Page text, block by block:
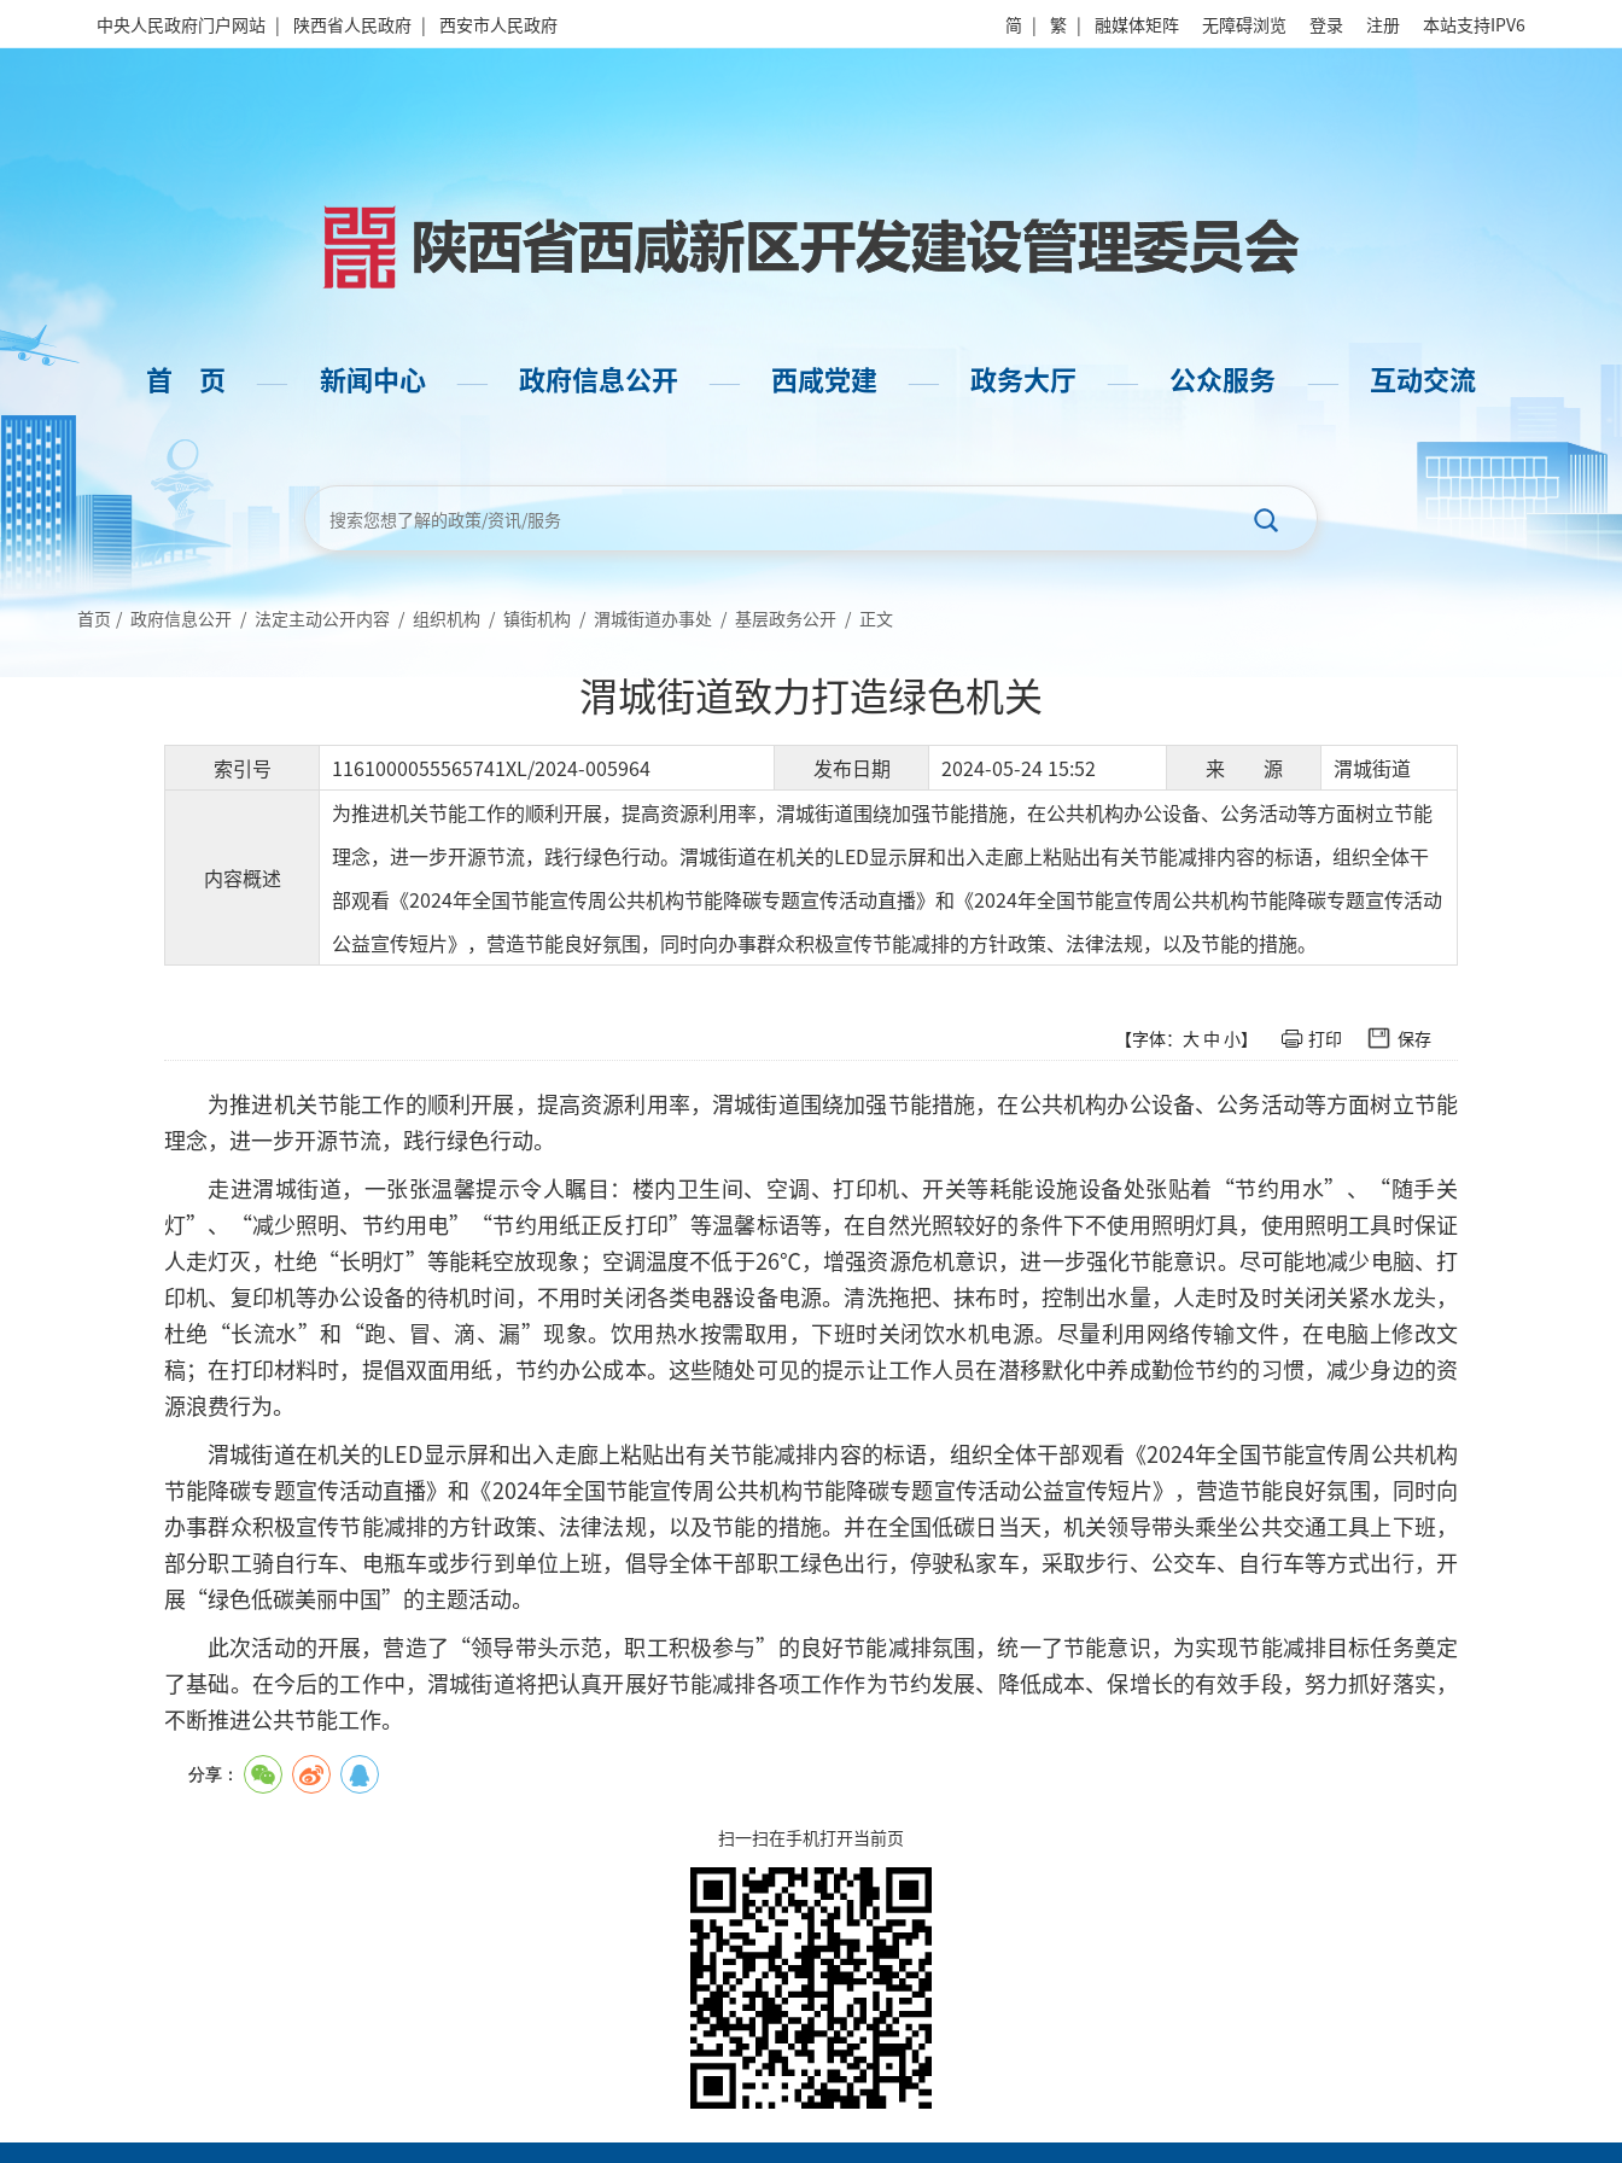
中央人民政府门户网站 | 陕西省人民政府 | 西安市人民政府 简 | 繁 | 融媒体矩阵 无障碍浏览 登录 注册 本站支持IPV6
首 页 —— 新闻中心 —— 政府信息公开 —— 西咸党建 —— 政务大厅 —— 公众服务 —— 互动交流
首页 / 政府信息公开 / 法定主动公开内容 / 组织机构 / 镇街机构 / 渭城街道办事处 / 基层政务公开 / 正文
渭城街道致力打造绿色机关
索引号 1161000055565741XL/2024-005964 发布日期 2024-05-24 15:52 来 源 渭城街道
内容概述
为推进机关节能工作的顺利开展，提高资源利用率，渭城街道围绕加强节能措施，在公共机构办公设备、公务活动等方面树立节能
理念，进一步开源节流，践行绿色行动。渭城街道在机关的LED显示屏和出入走廊上粘贴出有关节能减排内容的标语，组织全体干
部观看《2024年全国节能宣传周公共机构节能降碳专题宣传活动直播》和《2024年全国节能宣传周公共机构节能降碳专题宣传活动
公益宣传短片》，营造节能良好氛围，同时向办事群众积极宣传节能减排的方针政策、法律法规，以及节能的措施。
【字体： 大 中 小】 打印 保存
为推进机关节能工作的顺利开展，提高资源利用率，渭城街道围绕加强节能措施，在公共机构办公设备、公务活动等方面树立节能
理念，进一步开源节流，践行绿色行动。
走进渭城街道，一张张温馨提示令人瞩目：楼内卫生间、空调、打印机、开关等耗能设施设备处张贴着“节约用水”、“随手关
灯”、“减少照明、节约用电”“节约用纸正反打印”等温馨标语等，在自然光照较好的条件下不使用照明灯具，使用照明工具时保证
人走灯灭，杜绝“长明灯”等能耗空放现象；空调温度不低于26℃，增强资源危机意识，进一步强化节能意识。尽可能地减少电脑、打
印机、复印机等办公设备的待机时间，不用时关闭各类电器设备电源。清洗拖把、抹布时，控制出水量，人走时及时关闭关紧水龙头，
杜绝“长流水”和“跑、冒、滴、漏”现象。饮用热水按需取用，下班时关闭饮水机电源。尽量利用网络传输文件，在电脑上修改文
稿；在打印材料时，提倡双面用纸，节约办公成本。这些随处可见的提示让工作人员在潜移默化中养成勤俭节约的习惯，减少身边的资
源浪费行为。
渭城街道在机关的LED显示屏和出入走廊上粘贴出有关节能减排内容的标语，组织全体干部观看《2024年全国节能宣传周公共机构
节能降碳专题宣传活动直播》和《2024年全国节能宣传周公共机构节能降碳专题宣传活动公益宣传短片》，营造节能良好氛围，同时向
办事群众积极宣传节能减排的方针政策、法律法规，以及节能的措施。并在全国低碳日当天，机关领导带头乘坐公共交通工具上下班，
部分职工骑自行车、电瓶车或步行到单位上班，倡导全体干部职工绿色出行，停驶私家车，采取步行、公交车、自行车等方式出行，开
展“绿色低碳美丽中国”的主题活动。
此次活动的开展，营造了“领导带头示范，职工积极参与”的良好节能减排氛围，统一了节能意识，为实现节能减排目标任务奠定
了基础。在今后的工作中，渭城街道将把认真开展好节能减排各项工作作为节约发展、降低成本、保增长的有效手段，努力抓好落实，
不断推进公共节能工作。
分享：
扫一扫在手机打开当前页